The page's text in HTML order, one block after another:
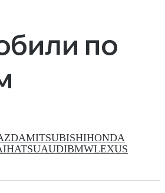
по
MITSUBISHIHONDA
AUDIBMWLEXUS